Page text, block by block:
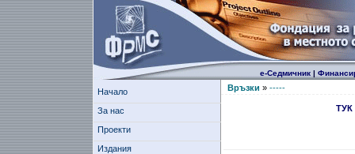
е-Седмичник|
Начало
За нас
Проекти
Издания
Връзки » -----